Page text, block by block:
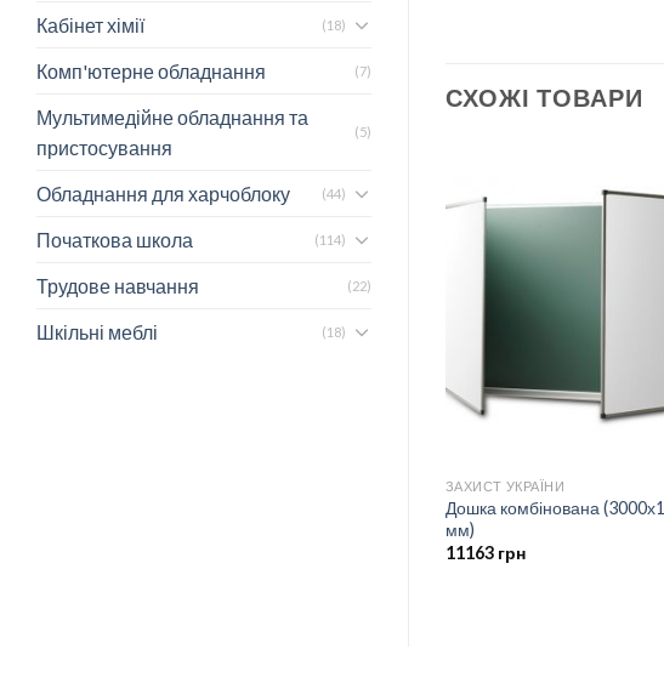
Кабінет хімії (18)
Комп'ютерне обладнання (7)
Мультимедійне обладнання та
пристосування
(5)
Обладнання для харчоблоку (44)
Початкова школа (114)
Трудове навчання (22)
Шкільні меблі (18)
СХОЖІ ТОВАРИ
ЗАХИСТ УКРАЇНИ
Дошка комбінована
мм)
11163 грн